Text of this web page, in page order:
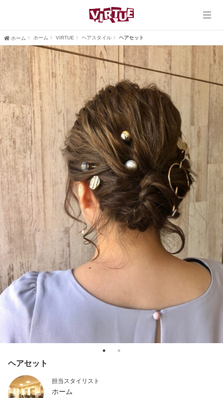
ホーム
VIRTUE
VIRTUE PLUS
ヘアスタイル
ブログ
口コミ
採用情報
ホーム ホーム VIRTUE ヘアスタイル ヘアセット
ヘアセット
担当スタイリスト
ホーム